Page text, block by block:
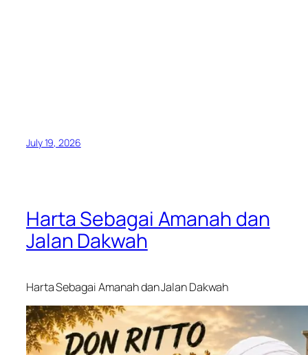
July 19, 2026
Harta Sebagai Amanah dan
Jalan Dakwah
Harta Sebagai Amanah dan Jalan Dakwah